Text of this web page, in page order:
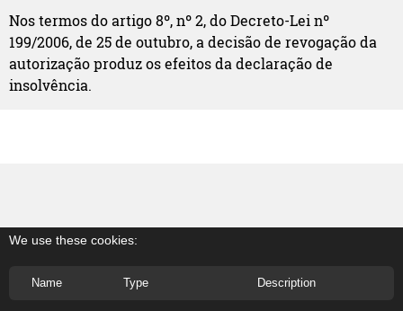
Nos termos do artigo 8º, nº 2, do Decreto-Lei nº
199/2006, de 25 de outubro, a decisão de revogação da
autorização produz os efeitos da declaração de
insolvência.
We use these cookies:
Name Type Description